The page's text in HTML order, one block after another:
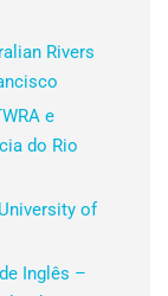
Rivers
e
do Rio
of
Inglês –